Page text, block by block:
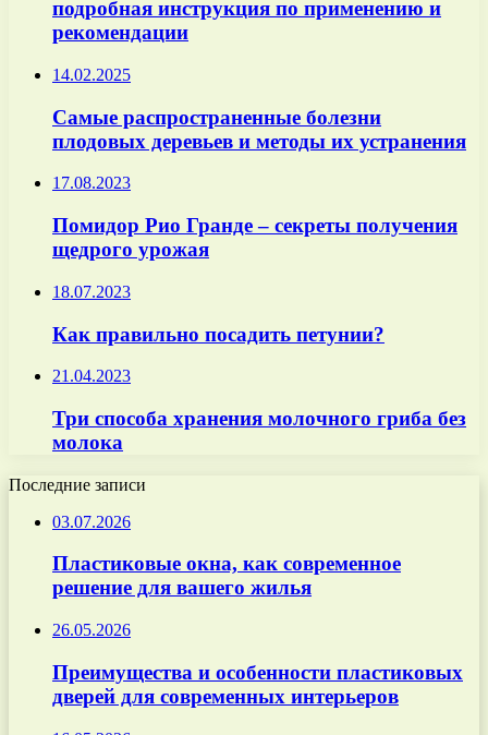
подробная инструкция по применению и
рекомендации
14.02.2025
Самые распространенные болезни
плодовых деревьев и методы их устранения
17.08.2023
Помидор Рио Гранде – секреты получения
щедрого урожая
18.07.2023
Как правильно посадить петунии?
21.04.2023
Три способа хранения молочного гриба без
молока
Последние записи
03.07.2026
Пластиковые окна, как современное
решение для вашего жилья
26.05.2026
Преимущества и особенности пластиковых
дверей для современных интерьеров